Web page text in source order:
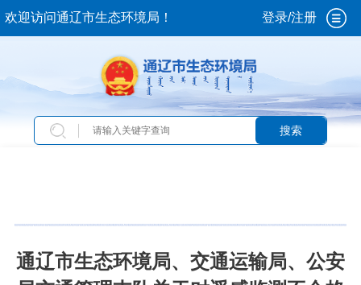
欢迎访问通辽市生态环境局！ 登录/注册
搜索
通辽市生态环境局、交通运输局、公安